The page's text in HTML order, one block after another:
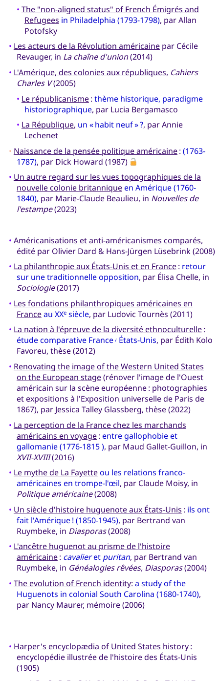
• The "non-aligned status" of French Émigrés and
Refugees in Philadelphia (1793-1798), par Allan
Potofsky
• Les acteurs de la Révolution américainepar Cécile
Revauger, in La chaîne d'union(2014)
• L'Amérique, des colonies aux républiques, Cahiers
Charles V(2005)
• Le républicanisme: thème historique, paradigme
historiographique, par Lucia Bergamasco
• La République, un « habit neuf » ?, par Annie
Lechenet
• Naissance de la pensée politique américaine: (1763-
1787), par Dick Howard (1987)
• Un autre regard sur les vues topographiques de la
nouvelle colonie britanniqueen Amérique (1760-
1840), par Marie-Claude Beaulieu, in Nouvelles de
l'estampe(2023)
• Américanisations et anti-américanismes comparés,
édité par Olivier Dard & Hans-Jürgen Lüsebrink (2008)
• La philanthropie aux États-Unis et en France: retour
sur une traditionnelle opposition, par Élisa Chelle, in
Sociologie(2017)
• Les fondations philanthropiques américaines en
Franceau XXesiècle, par Ludovic Tournès (2011)
• La nation à l'épreuve de la diversité ethnoculturelle:
étude comparative France/ États-Unis, par Édith Kolo
Favoreu, thèse (2012)
• Renovating the image of the Western United States
on the European stage(rénover l'image de l'Ouest
américain sur la scène européenne : photographies
et expositions à l'Exposition universelle de Paris de
1867), par Jessica Talley Glassberg, thèse (2022)
• La perception de la France chez les marchands
américains en voyage: entre gallophobie et
gallomanie (1776-1815 ), par Maud Gallet-Guillon, in
XVII-XVIII(2016)
• Le mythe de La Fayetteou les relations franco-
américaines en trompe-l'œil, par Claude Moisy, in
Politique américaine(2008)
• Un siècle d'histoire huguenote aux États-Unis : ils ont
fait l'Amérique ! (1850-1945), par Bertrand van
Ruymbeke, in Diasporas(2008)
• L'ancêtre huguenot au prisme de l'histoire
américaine: cavalieret puritan, par Bertrand van
Ruymbeke, in Généalogies rêvées, Diasporas(2004)
• The evolution of French identity: a study of the
Huguenots in colonial South Carolina (1680-1740),
par Nancy Maurer, mémoire (2006)
• Harper's encyclopædia of United States history:
encyclopédie illustrée de l'histoire des États-Unis
(1905)